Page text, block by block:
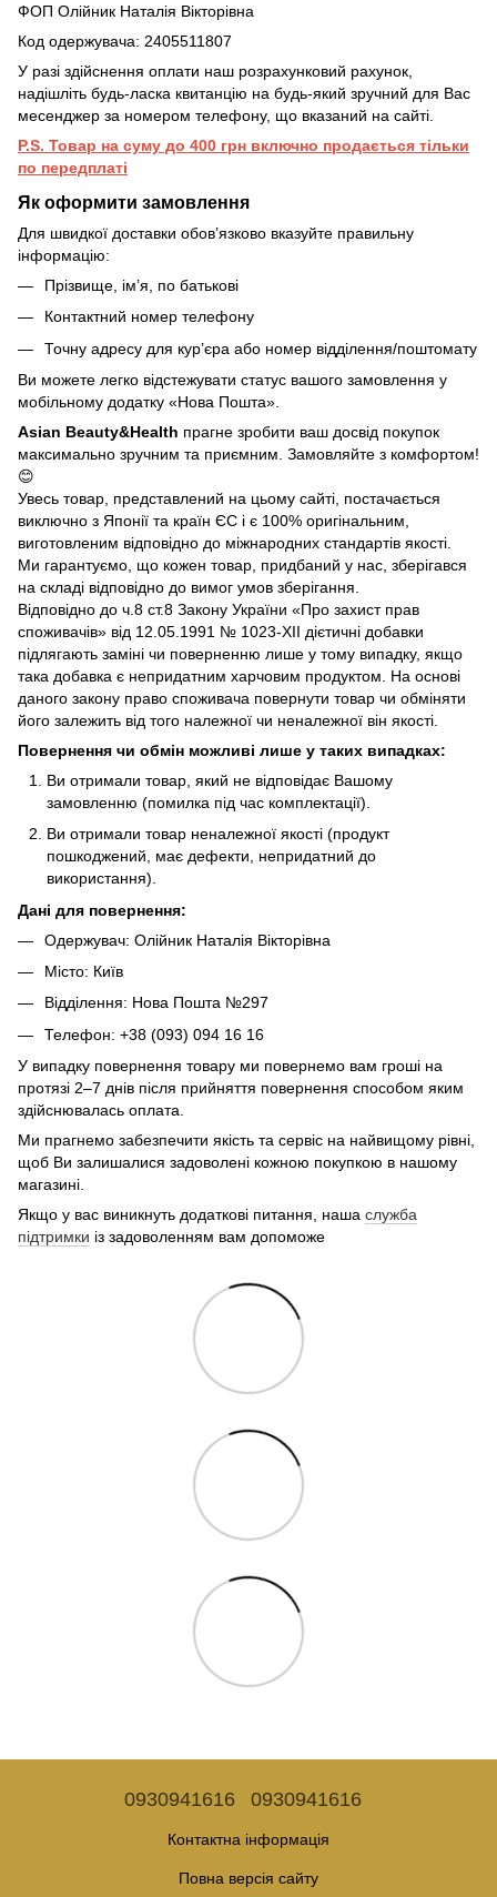
ФОП Олійник Наталія Вікторівна
Код одержувача: 2405511807
У разі здійснення оплати наш розрахунковий рахунок,
надішліть будь-ласка квитанцію на будь-який зручний для Вас
месенджер за номером телефону, що вказаний на сайті.
P.S. Товар на суму до 400 грн включно продається тільки
по передплаті
Як оформити замовлення
Для швидкої доставки обов’язково вказуйте правильну
інформацію:
Прізвище, ім’я, по батькові
Контактний номер телефону
Точну адресу для кур’єра або номер відділення/поштомату
Ви можете легко відстежувати статус вашого замовлення у
мобільному додатку «Нова Пошта».
Asian Beauty&Health прагне зробити ваш досвід покупок
максимально зручним та приємним. Замовляйте з комфортом!
😊
Увесь товар, представлений на цьому сайті, постачається
виключно з Японії та країн ЄС і є 100% оригінальним,
виготовленим відповідно до міжнародних стандартів якості.
Ми гарантуємо, що кожен товар, придбаний у нас, зберігався
на складі відповідно до вимог умов зберігання.
Відповідно до ч.8 ст.8 Закону України «Про захист прав
споживачів» від 12.05.1991 № 1023-ХІІ дієтичні добавки
підлягають заміні чи поверненню лише у тому випадку, якщо
така добавка є непридатним харчовим продуктом. На основі
даного закону право споживача повернути товар чи обміняти
його залежить від того належної чи неналежної він якості.
Повернення чи обмін можливі лише у таких випадках:
Ви отримали товар, який не відповідає Вашому
замовленню (помилка під час комплектації).
Ви отримали товар неналежної якості (продукт
пошкоджений, має дефекти, непридатний до
використання).
Дані для повернення:
Одержувач: Олійник Наталія Вікторівна
Місто: Київ
Відділення: Нова Пошта №297
Телефон: +38 (093) 094 16 16
У випадку повернення товару ми повернемо вам гроші на
протязі 2–7 днів після прийняття повернення способом яким
здійснювалась оплата.
Ми прагнемо забезпечити якість та сервіс на найвищому рівні,
щоб Ви залишалися задоволені кожною покупкою в нашому
магазині.
Якщо у вас виникнуть додаткові питання, наша служба
підтримки із задоволенням вам допоможе
0930941616 0930941616
Контактна інформація
Повна версія сайту